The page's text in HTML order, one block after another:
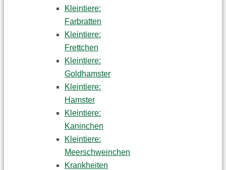
Kleintiere:
Farbratten
Kleintiere:
Frettchen
Kleintiere:
Goldhamster
Kleintiere:
Hamster
Kleintiere:
Kaninchen
Kleintiere:
Meerschweinchen
Krankheiten